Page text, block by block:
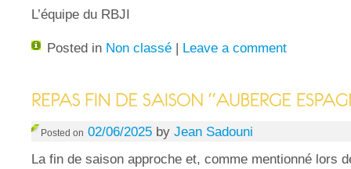
L’équipe du RBJI
Posted in Non classé | Leave a comment
Posted on 02/06/2025 by Jean Sadouni
La fin de saison approche et, comme mentionné lors